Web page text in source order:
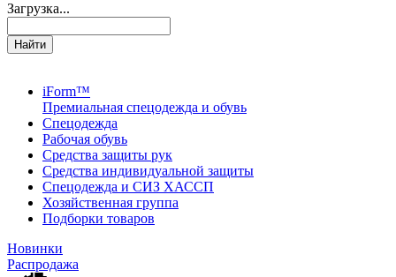
Загрузка...
Найти
iForm™
Премиальная спецодежда и обувь
Спецодежда
Рабочая обувь
Средства защиты рук
Средства индивидуальной защиты
Спецодежда и СИЗ ХАССП
Хозяйственная группа
Подборки товаров
Новинки
Распродажа